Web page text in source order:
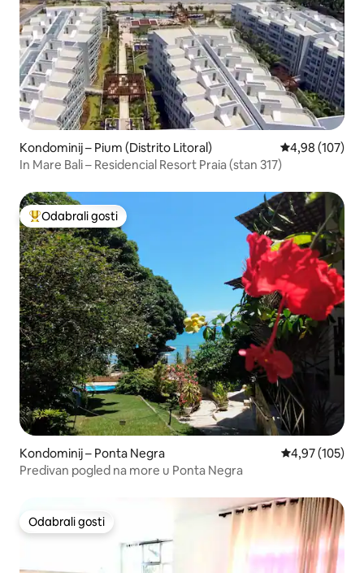
Kondominij – Pium (Distrito Litoral) Prosječna
4,98 (107)
In Mare Bali – Residencial Resort Praia (stan 317)
Među najviše rangiranima s oznakom „Odabrali gosti”
Odabrali gosti
Kondominij – Ponta Negra Prosječna
4,97 (105)
Predivan pogled na more u Ponta Negra
Odabrali gosti
Odabrali gosti